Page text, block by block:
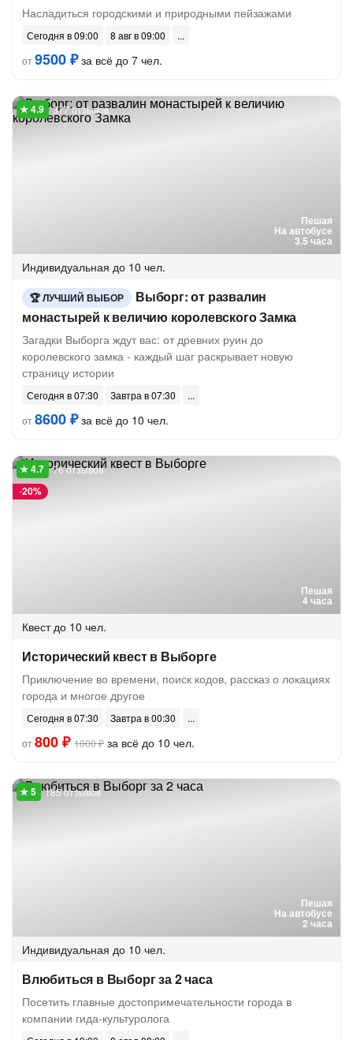
Насладиться городскими и природными пейзажами
Сегодня в 09:00
8 авг в 09:00
от9500 ₽за всё до 7 чел.
Пешая
На автобусе
3.5 часа
377 отзывов
Индивидуальная до 10 чел.
ЛУЧШИЙ ВЫБОР
Выборг: от развалин
монастырей к величию королевского Замка
Загадки Выборга ждут вас: от древних руин до
королевского замка - каждый шаг раскрывает новую
страницу истории
Сегодня в 07:30
Завтра в 07:30
от8600 ₽за всё до 10 чел.
Пешая
4 часа
-20%
76 отзывов
Квест до 10 чел.
Исторический квест в Выборге
Приключение во времени, поиск кодов, рассказ о локациях
города и многое другое
Сегодня в 07:30
Завтра в 00:30
от800 ₽ 1000 ₽ за всё до 10 чел.
Пешая
На автобусе
2 часа
185 отзывов
Индивидуальная до 10 чел.
Влюбиться в Выборг за 2 часа
Посетить главные достопримечательности города в
компании гида-культуролога